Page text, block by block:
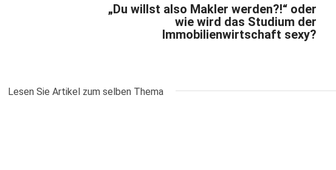
„Du willst also Makler werden?!“ oder
wie wird das Studium der
Immobilienwirtschaft sexy?
Lesen Sie Artikel zum selben Thema